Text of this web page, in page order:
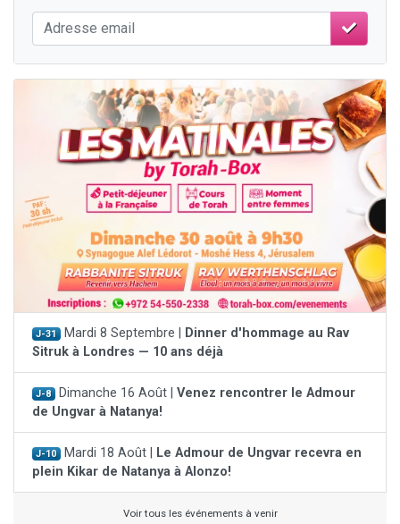
J-31 Mardi 8 Septembre |
Dinner d'hommage au Rav
Sitruk à Londres — 10 ans déjà
J-8 Dimanche 16 Août | Venez rencontrer le Admour
de Ungvar à Natanya!
J-10 Mardi 18 Août |
Le Admour de Ungvar recevra en
plein Kikar de Natanya à Alonzo!
Voir tous les événements à venir